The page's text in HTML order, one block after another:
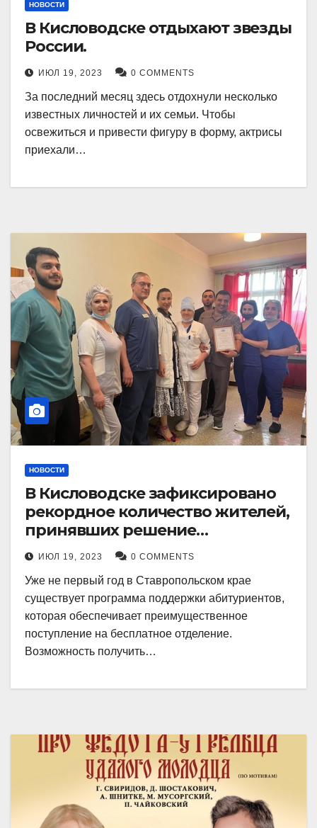
НОВОСТИ
В Кисловодске отдыхают звезды
России.
ИЮЛ 19, 2023 0 COMMENTS
За последний месяц здесь отдохнули несколько
известных личностей и их семьи. Чтобы
освежиться и привести фигуру в форму, актрисы
приехали…
НОВОСТИ
В Кисловодске зафиксировано
рекордное количество жителей,
принявших решение
воспользоваться
установленными мерами, с
целью поступления в
медицинский вуз в районе.
ИЮЛ 19, 2023 0 COMMENTS
Уже не первый год в Ставропольском крае
существует программа поддержки абитуриентов,
которая обеспечивает преимущественное
поступление на бесплатное отделение.
Возможность получить…